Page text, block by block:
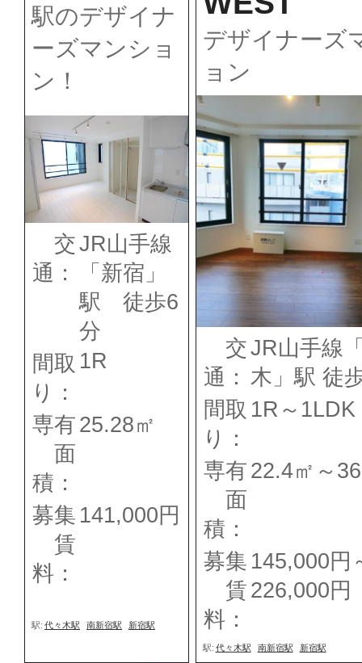
駅のデザイナ
ーズマンショ
ン！
交
通：
JR山手線
「新宿」
駅 徒歩6
分
間取
り：
1R
専有
面
積：
25.28㎡
募集
賃
料：
141,000円
駅: 代々木駅 南新宿駅 新宿駅
デザイナーズ
ョン
交
通：
JR山手線
木」駅 徒
間取
り：
1R～1LDK
専有
面
積：
22.4㎡～
募集
賃
料：
145,000円
226,000円
駅: 代々木駅 南新宿駅 新宿駅